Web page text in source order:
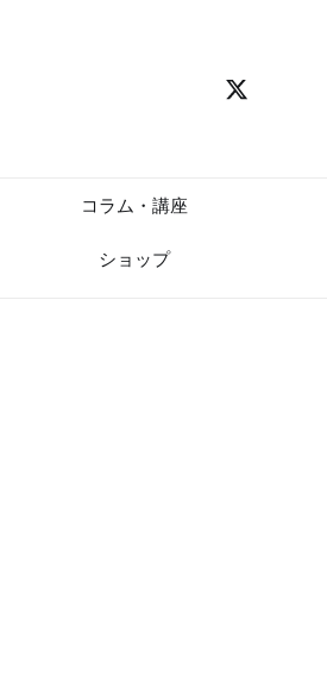
コラム・講座
ショップ